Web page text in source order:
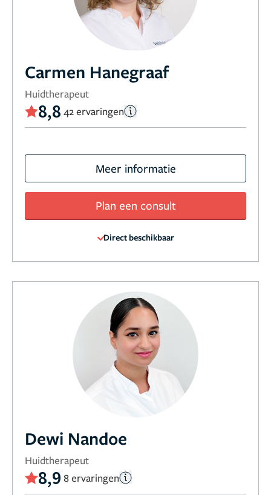
Carmen Hanegraaf
Huidtherapeut
8,8 42 ervaringen
Meer informatie
Plan een consult
Direct beschikbaar
Dewi Nandoe
Huidtherapeut
8,9 8 ervaringen